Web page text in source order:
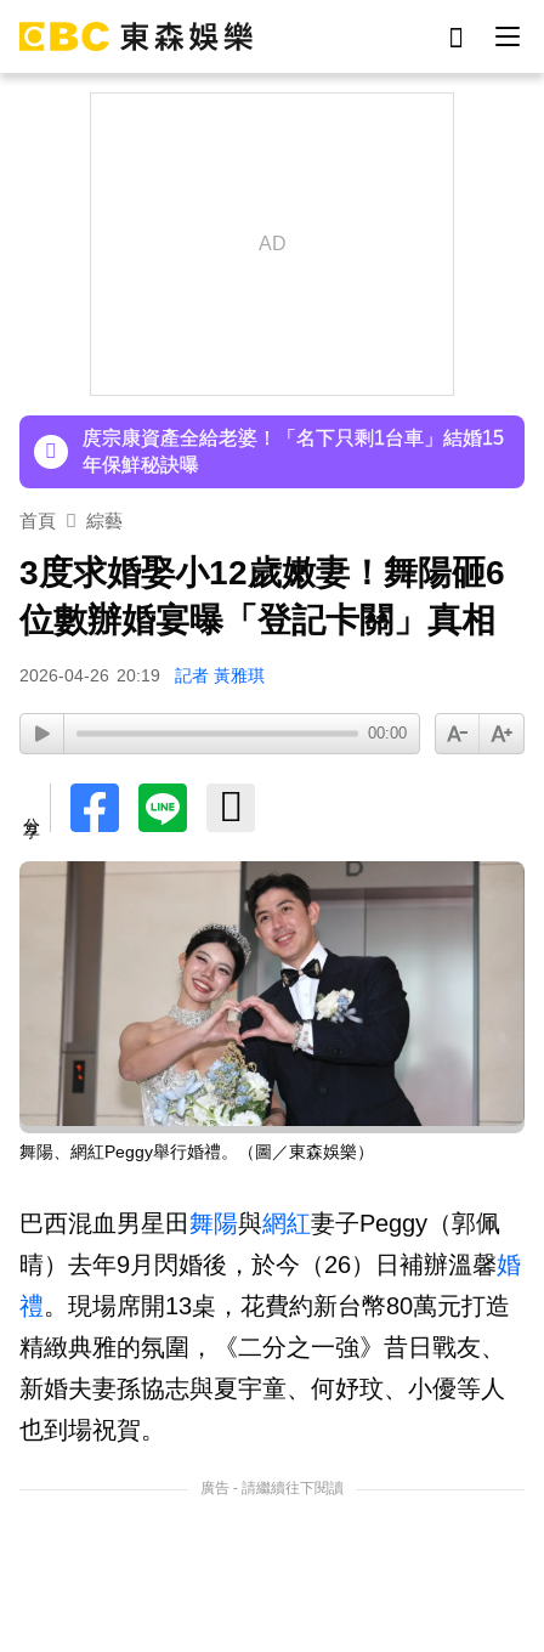
人無奈回應
庹宗康資產全給老婆！「名下只剩1台車」結婚15
年保鮮秘訣曝
百萬網紅失蹤3年遇害！遭閨密設局赴菲「綁架撕
下載東森App，隨時掌握天下大小事！
人無奈回應
首頁 綜藝
3度求婚娶小12歲嫩妻！舞陽砸6
位數辦婚宴曝「登記卡關」真相
2026-04-26 20:19 記者 黃雅琪
00:00
舞陽、網紅Peggy舉行婚禮。（圖／東森娛樂）
巴西混血男星田 舞陽與網紅妻子Peggy（郭佩
晴）去年9月閃婚後，於今（26）日補辦溫馨婚
禮。現場席開13桌，花費約新台幣80萬元打造
精緻典雅的氛圍，《二分之一強》昔日戰友、
新婚夫妻孫協志與夏宇童、何妤玟、小優等人
也到場祝賀。
廣告 - 請繼續往下閱讀